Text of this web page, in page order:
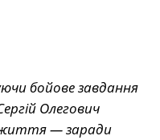
бойове завдання
Олегович
життя — заради